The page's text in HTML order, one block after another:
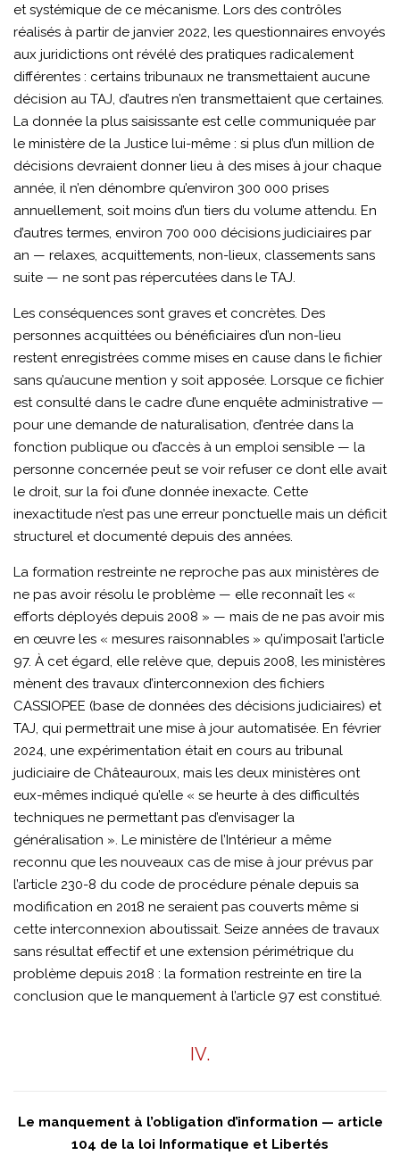
et systémique de ce mécanisme. Lors des contrôles
réalisés à partir de janvier 2022, les questionnaires envoyés
aux juridictions ont révélé des pratiques radicalement
différentes : certains tribunaux ne transmettaient aucune
décision au TAJ, d’autres n’en transmettaient que certaines.
La donnée la plus saisissante est celle communiquée par
le ministère de la Justice lui-même : si plus d’un million de
décisions devraient donner lieu à des mises à jour chaque
année, il n’en dénombre qu’environ 300 000 prises
annuellement, soit moins d’un tiers du volume attendu. En
d’autres termes, environ 700 000 décisions judiciaires par
an — relaxes, acquittements, non-lieux, classements sans
suite — ne sont pas répercutées dans le TAJ.
Les conséquences sont graves et concrètes. Des
personnes acquittées ou bénéficiaires d’un non-lieu
restent enregistrées comme mises en cause dans le fichier
sans qu’aucune mention y soit apposée. Lorsque ce fichier
est consulté dans le cadre d’une enquête administrative —
pour une demande de naturalisation, d’entrée dans la
fonction publique ou d’accès à un emploi sensible — la
personne concernée peut se voir refuser ce dont elle avait
le droit, sur la foi d’une donnée inexacte. Cette
inexactitude n’est pas une erreur ponctuelle mais un déficit
structurel et documenté depuis des années.
La formation restreinte ne reproche pas aux ministères de
ne pas avoir résolu le problème — elle reconnaît les «
efforts déployés depuis 2008 » — mais de ne pas avoir mis
en œuvre les « mesures raisonnables » qu’imposait l’article
97. À cet égard, elle relève que, depuis 2008, les ministères
mènent des travaux d’interconnexion des fichiers
CASSIOPEE (base de données des décisions judiciaires) et
TAJ, qui permettrait une mise à jour automatisée. En février
2024, une expérimentation était en cours au tribunal
judiciaire de Châteauroux, mais les deux ministères ont
eux-mêmes indiqué qu’elle « se heurte à des difficultés
techniques ne permettant pas d’envisager la
généralisation ». Le ministère de l’Intérieur a même
reconnu que les nouveaux cas de mise à jour prévus par
l’article 230-8 du code de procédure pénale depuis sa
modification en 2018 ne seraient pas couverts même si
cette interconnexion aboutissait. Seize années de travaux
sans résultat effectif et une extension périmétrique du
problème depuis 2018 : la formation restreinte en tire la
conclusion que le manquement à l’article 97 est constitué.
IV.
Le manquement à l’obligation d’information — article
104 de la loi Informatique et Libertés